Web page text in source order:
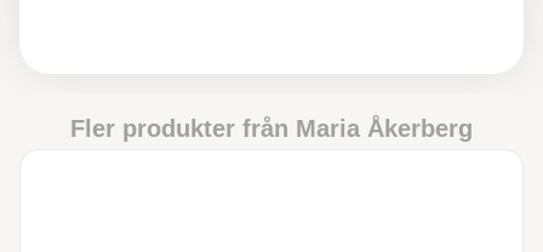
Fler produkter från Maria Åkerberg